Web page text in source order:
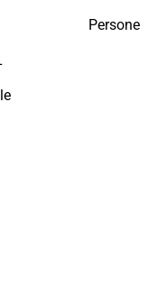
Persone